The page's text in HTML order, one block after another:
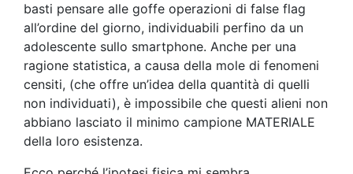
basti pensare alle goffe operazioni di false flag
all’ordine del giorno, individuabili perfino da un
adolescente sullo smartphone. Anche per una
ragione statistica, a causa della mole di fenomeni
censiti, (che offre un’idea della quantità di quelli
non individuati), è impossibile che questi alieni non
abbiano lasciato il minimo campione MATERIALE
della loro esistenza.